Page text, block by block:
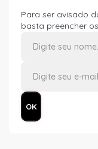
Para ser avisado
basta preencher